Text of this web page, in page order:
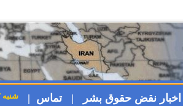
اخبار نقض حقوق بشر | تماس | شنبه ۱۷ مرداد ۱۴۰۵ / Saturday 8th August 2026